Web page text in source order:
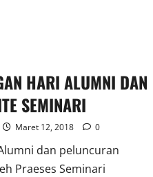
HARI ALUMNI DAN
SEMINARI
Maret 12, 2018 0
dan peluncuran
Praeses Seminari